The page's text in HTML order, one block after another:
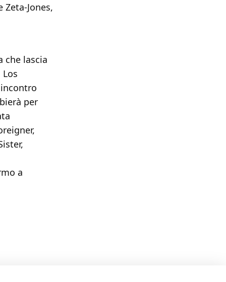
Jones,
che lascia
per
a